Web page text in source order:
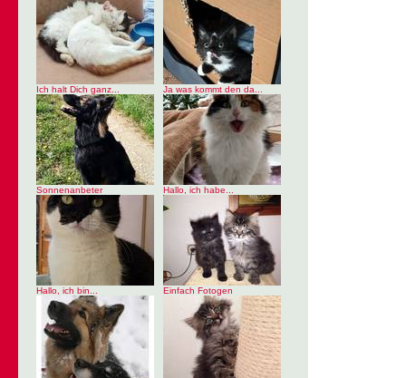
Ich halt Dich ganz... Ja was kommt den da...
Sonnenanbeter Hallo, ich habe...
Hallo, ich bin... Einfach Fotogen